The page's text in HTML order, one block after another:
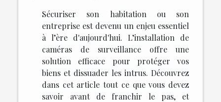
Sécuriser son habitation ou son
entreprise est devenu un enjeu essentiel
à l’ère d'aujourd'hui. L’installation de
caméras de surveillance offre une
solution efficace pour protéger vos
biens et dissuader les intrus. Découvrez
dans cet article tout ce que vous devez
savoir avant de franchir le pas, et